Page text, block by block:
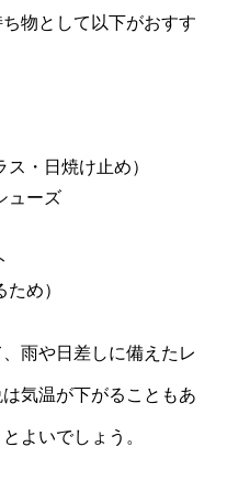
物として以下がおすす
・日焼け止め）
ューズ
め）
雨や日差しに備えたレ
気温が下がることもあ
よいでしょう。